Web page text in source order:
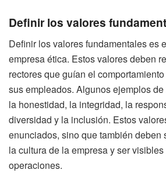
Definir los valores
Definir los valores fundamentales es
empresa ética. Estos valores deben
rectores que guían el
sus empleados. Algunos ejemplos
la honestidad, la integridad, la
diversidad y la inclusión. Estos
enunciados, sino que también deben
la cultura de la empresa y ser
operaciones.